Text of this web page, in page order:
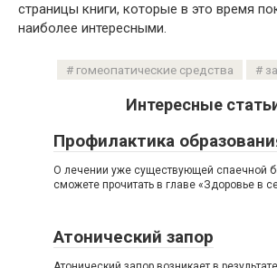
страницы книги, которые в это время
наиболее интересными.
гомеопатические средства
Интересные
Профилактика
О лечении уже существующей спаечной
сможете прочитать в главе «Здоровье в
Атонический запор